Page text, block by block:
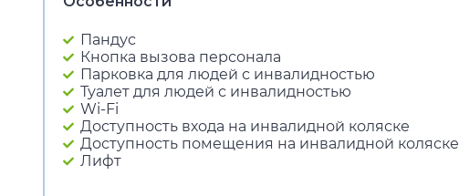
Пандус
Кнопка вызова персонала
Парковка для людей с инвалидностью
Туалет для людей с инвалидностью
Wi-Fi
Доступность входа на инвалидной коляске
Доступность помещения на инвалидной коляске
Лифт